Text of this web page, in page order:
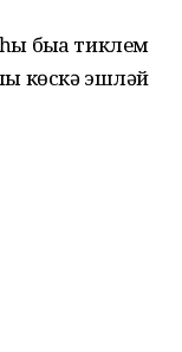
быға тиклем
көскә эшләй